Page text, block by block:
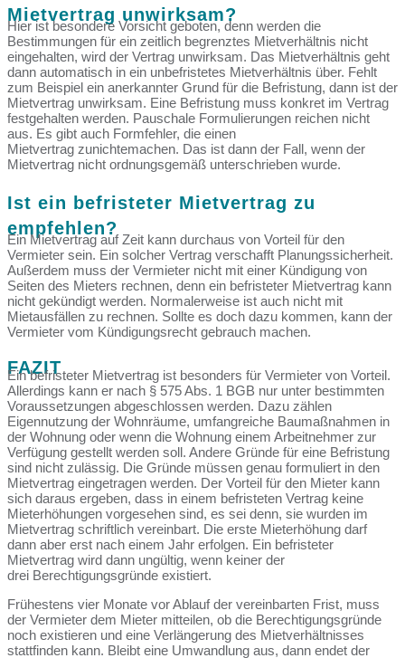
Mietvertrag unwirksam?
Hier ist besondere Vorsicht geboten, denn werden die
Bestimmungen für ein zeitlich begrenztes Mietverhältnis nicht
eingehalten, wird der Vertrag unwirksam. Das Mietverhältnis geht
dann automatisch in ein unbefristetes Mietverhältnis über. Fehlt
zum Beispiel ein anerkannter Grund für die Befristung, dann ist der
Mietvertrag unwirksam. Eine Befristung muss konkret im Vertrag
festgehalten werden. Pauschale Formulierungen reichen nicht
aus. Es gibt auch Formfehler, die einen
Mietvertrag zunichtemachen. Das ist dann der Fall, wenn der
Mietvertrag nicht ordnungsgemäß unterschrieben wurde.
Ist ein befristeter Mietvertrag zu
empfehlen?
Ein Mietvertrag auf Zeit kann durchaus von Vorteil für den
Vermieter sein. Ein solcher Vertrag verschafft Planungssicherheit.
Außerdem muss der Vermieter nicht mit einer Kündigung von
Seiten des Mieters rechnen, denn ein befristeter Mietvertrag kann
nicht gekündigt werden. Normalerweise ist auch nicht mit
Mietausfällen zu rechnen. Sollte es doch dazu kommen, kann der
Vermieter vom Kündigungsrecht gebrauch machen.
FAZIT
Ein befristeter Mietvertrag ist besonders für Vermieter von Vorteil.
Allerdings kann er nach § 575 Abs. 1 BGB nur unter bestimmten
Voraussetzungen abgeschlossen werden. Dazu zählen
Eigennutzung der Wohnräume, umfangreiche Baumaßnahmen in
der Wohnung oder wenn die Wohnung einem Arbeitnehmer zur
Verfügung gestellt werden soll. Andere Gründe für eine Befristung
sind nicht zulässig. Die Gründe müssen genau formuliert in den
Mietvertrag eingetragen werden. Der Vorteil für den Mieter kann
sich daraus ergeben, dass in einem befristeten Vertrag keine
Mieterhöhungen vorgesehen sind, es sei denn, sie wurden im
Mietvertrag schriftlich vereinbart. Die erste Mieterhöhung darf
dann aber erst nach einem Jahr erfolgen. Ein befristeter
Mietvertrag wird dann ungültig, wenn keiner der
drei Berechtigungsgründe existiert.
Frühestens vier Monate vor Ablauf der vereinbarten Frist, muss
der Vermieter dem Mieter mitteilen, ob die Berechtigungsgründe
noch existieren und eine Verlängerung des Mietverhältnisses
stattfinden kann. Bleibt eine Umwandlung aus, dann endet der